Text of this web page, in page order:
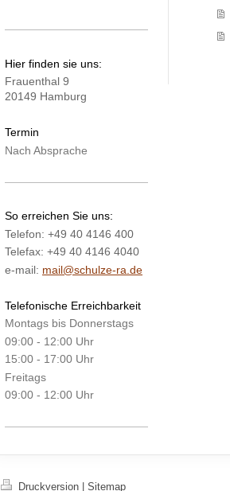
Hier finden sie uns:
Frauenthal 9
20149 Hamburg
Termin
Nach Absprache
So erreichen Sie uns:
Telefon: +49 40 4146 400
Telefax: +49 40 4146 4040
e-mail: mail@schulze-ra.de
Telefonische Erreichbarkeit
Montags bis Donnerstags
09:00 - 12:00 Uhr
15:00 - 17:00 Uhr
Freitags
09:00 - 12:00 Uhr
Druckversion Sitemap